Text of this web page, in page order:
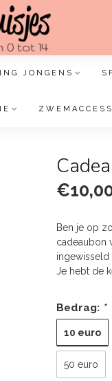
JONGENS
Ben je op
cadeaubon
Je hebt de
Bedrag: *
10 euro
50 euro